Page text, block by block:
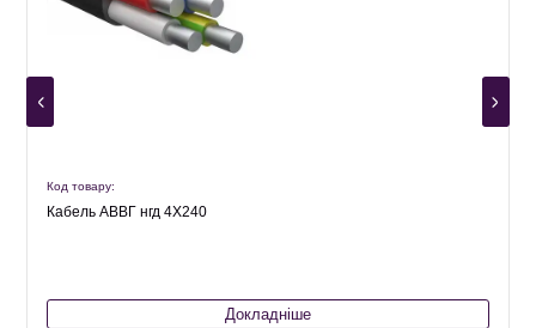
Код товару:
Кабель АВВГ нгд 4Х240
Докладніше